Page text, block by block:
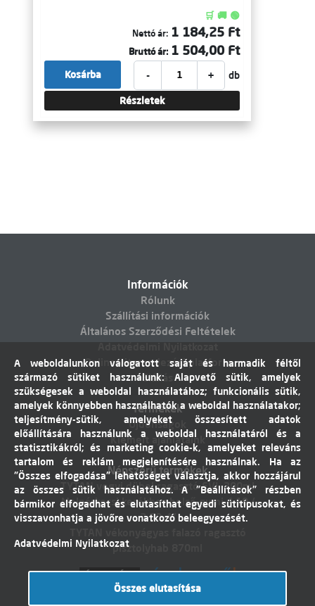
🛒 🚚 🟢
Nettó ár: 1 184,25 Ft
Bruttó ár: 1 504,00 Ft
- + db
Kosárba
Részletek
Információk
Rólunk
Szállítási információk
Általános Szerződési Feltételek
Online vitarendezési platform
Elállás
Termékek
Újdonságok
Kiemelt ajánlataink
Népszerű termékek
TYTAN vegyi dübel ragasztó EVI. 300ml
Molnárkocsi kerékhez belső gumi 4,10 /
3,50-4"
pisztolyhab 870ml
A weboldalunkon válogatott saját és harmadik féltől
származó sütiket használunk: Alapvető sütik, amelyek
szükségesek a weboldal használatához; funkcionális sütik,
amelyek könnyebben használhatók a weboldal használatakor;
teljesítmény-sütik, amelyeket összesített adatok
előállítására használunk a weboldal használatáról és a
statisztikákról; és marketing cookie-k, amelyeket releváns
tartalom és reklám megjelenítésére használnak. Ha az
"Összes elfogadása" lehetőséget választja, akkor hozzájárul
az összes sütik használatához. A "Beállítások" részben
bármikor elfogadhat és elutasíthat egyedi sütitípusokat, és
visszavonhatja a jövőre vonatkozó beleegyezését.
Adatvédelmi Nyilatkozat
Összes elutasítása